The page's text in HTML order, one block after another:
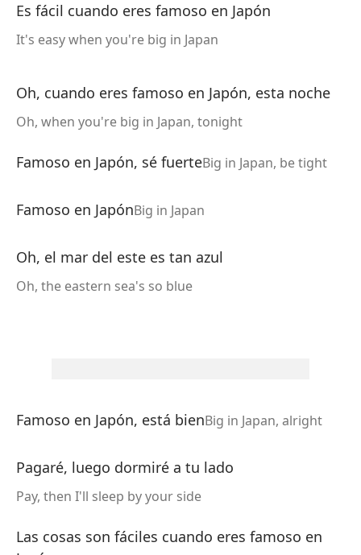
Es fácil cuando eres famoso en Japón
It's easy when you're big in Japan
Oh, cuando eres famoso en Japón, esta noche
Oh, when you're big in Japan, tonight
Famoso en Japón, sé fuerteBig in Japan, be tight
Famoso en JapónBig in Japan
Oh, el mar del este es tan azul
Oh, the eastern sea's so blue
Famoso en Japón, está bienBig in Japan, alright
Pagaré, luego dormiré a tu lado
Pay, then I'll sleep by your side
Las cosas son fáciles cuando eres famoso en